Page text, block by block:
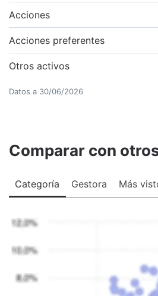
Acciones
Acciones preferentes
Otros activos
Datos a 30/06/2026
Comparar con
Categoría Gestora Más